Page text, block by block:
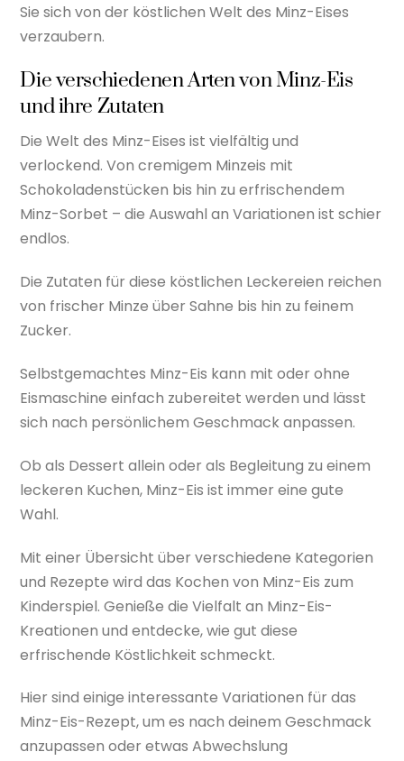
Sie sich von der köstlichen Welt des Minz-Eises
verzaubern.
Die verschiedenen Arten von Minz-Eis
und ihre Zutaten
Die Welt des Minz-Eises ist vielfältig und
verlockend. Von cremigem Minzeis mit
Schokoladenstücken bis hin zu erfrischendem
Minz-Sorbet – die Auswahl an Variationen ist schier
endlos.
Die Zutaten für diese köstlichen Leckereien reichen
von frischer Minze über Sahne bis hin zu feinem
Zucker.
Selbstgemachtes Minz-Eis kann mit oder ohne
Eismaschine einfach zubereitet werden und lässt
sich nach persönlichem Geschmack anpassen.
Ob als Dessert allein oder als Begleitung zu einem
leckeren Kuchen, Minz-Eis ist immer eine gute
Wahl.
Mit einer Übersicht über verschiedene Kategorien
und Rezepte wird das Kochen von Minz-Eis zum
Kinderspiel. Genieße die Vielfalt an Minz-Eis-
Kreationen und entdecke, wie gut diese
erfrischende Köstlichkeit schmeckt.
Hier sind einige interessante Variationen für das
Minz-Eis-Rezept, um es nach deinem Geschmack
anzupassen oder etwas Abwechslung